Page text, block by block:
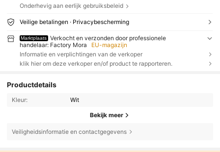
Onderhevig aan eerlijk gebruiksbeleid
Veilige betalingen · Privacybescherming
Marktplaats
Verkocht en verzonden door professionele
handelaar: Factory Mora
EU-magazijn
Informatie en verplichtingen van de verkoper
klik hier om deze verkoper en/of product te rapporteren.
Productdetails
Kleur: Wit
Bekijk meer
Veiligheidsinformatie en contactgegevens